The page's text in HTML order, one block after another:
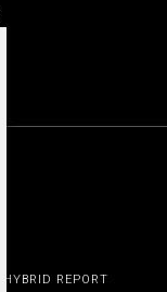
HYBRID REPORT